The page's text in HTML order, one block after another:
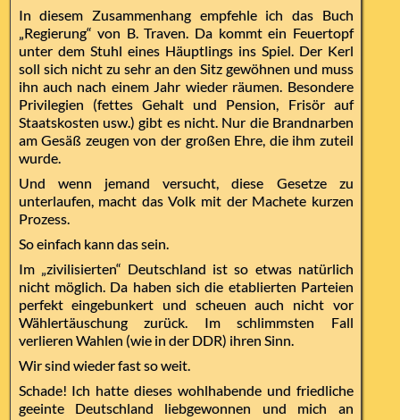
In diesem Zusammenhang empfehle ich das Buch
„Regierung“ von B. Traven. Da kommt ein Feuertopf
unter dem Stuhl eines Häuptlings ins Spiel. Der Kerl
soll sich nicht zu sehr an den Sitz gewöhnen und muss
ihn auch nach einem Jahr wieder räumen. Besondere
Privilegien (fettes Gehalt und Pension, Frisör auf
Staatskosten usw.) gibt es nicht. Nur die Brandnarben
am Gesäß zeugen von der großen Ehre, die ihm zuteil
wurde.
Und wenn jemand versucht, diese Gesetze zu
unterlaufen, macht das Volk mit der Machete kurzen
Prozess.
So einfach kann das sein.
Im „zivilisierten“ Deutschland ist so etwas natürlich
nicht möglich. Da haben sich die etablierten Parteien
perfekt eingebunkert und scheuen auch nicht vor
Wählertäuschung zurück. Im schlimmsten Fall
verlieren Wahlen (wie in der DDR) ihren Sinn.
Wir sind wieder fast so weit.
Schade! Ich hatte dieses wohlhabende und friedliche
geeinte Deutschland liebgewonnen und mich an